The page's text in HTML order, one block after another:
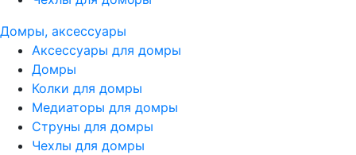
Домры, аксессуары
Аксессуары для домры
Домры
Колки для домры
Медиаторы для домры
Струны для домры
Чехлы для домры